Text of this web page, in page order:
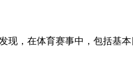
，在体育赛事中，包括基本